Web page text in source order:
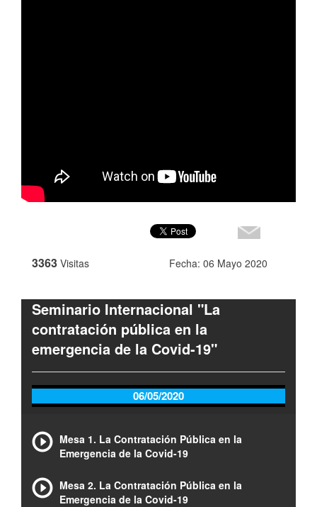
3363 Visitas Fecha: 06 Mayo 2020
Seminario Internacional "La
contratación pública en la
emergencia de la Covid-19"
06/05/2020
Mesa 1. La Contratación Pública en la
Emergencia de la Covid-19
Mesa 2. La Contratación Pública en la
Emergencia de la Covid-19